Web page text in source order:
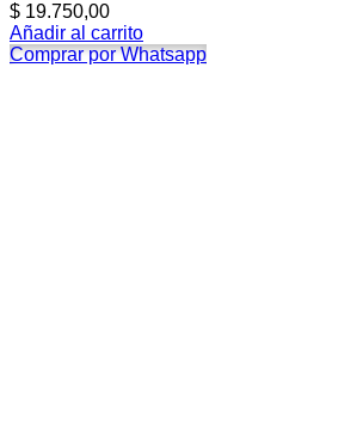
$ 19.750,00
Añadir al carrito
Comprar por Whatsapp